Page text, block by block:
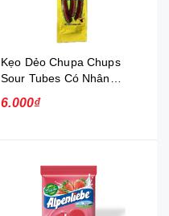
Kẹo Dẻo Chupa Chups
Sour Tubes Có Nhân
6.000₫